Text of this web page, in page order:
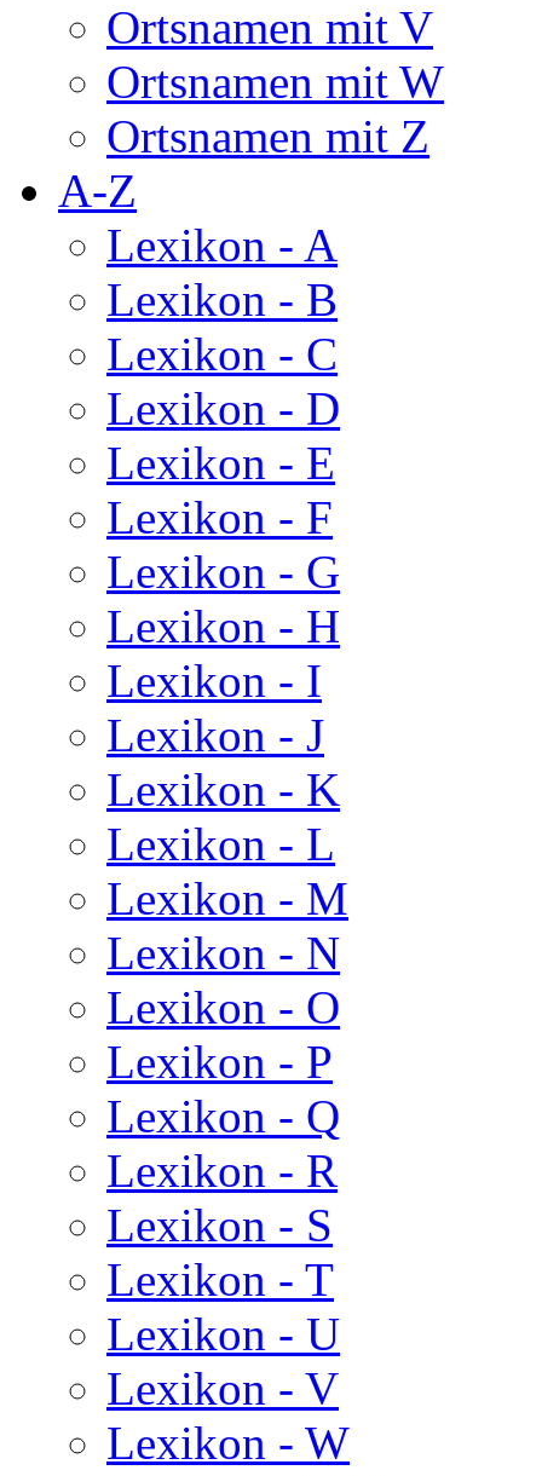
Ortsnamen mit V
Ortsnamen mit W
Ortsnamen mit Z
A-Z
Lexikon - A
Lexikon - B
Lexikon - C
Lexikon - D
Lexikon - E
Lexikon - F
Lexikon - G
Lexikon - H
Lexikon - I
Lexikon - J
Lexikon - K
Lexikon - L
Lexikon - M
Lexikon - N
Lexikon - O
Lexikon - P
Lexikon - Q
Lexikon - R
Lexikon - S
Lexikon - T
Lexikon - U
Lexikon - V
Lexikon - W